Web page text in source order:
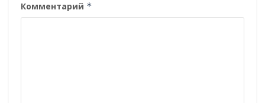
Комментарий *